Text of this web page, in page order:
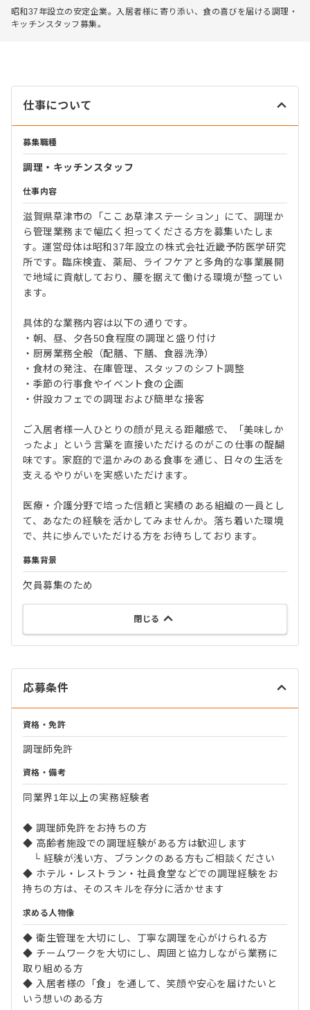
昭和37年設立の安定企業。入居者様に寄り添い、食の喜びを届ける調理・
キッチンスタッフ募集。
仕事について
募集職種
調理・キッチンスタッフ
仕事内容
滋賀県草津市の「ここあ草津ステーション」にて、調理か
ら管理業務まで幅広く担ってくださる方を募集いたしま
す。運営母体は昭和37年設立の株式会社近畿予防医学研究
所です。臨床検査、薬局、ライフケアと多角的な事業展開
で地域に貢献しており、腰を据えて働ける環境が整ってい
ます。
具体的な業務内容は以下の通りです。
・朝、昼、夕各50食程度の調理と盛り付け
・厨房業務全般（配膳、下膳、食器洗浄）
・食材の発注、在庫管理、スタッフのシフト調整
・季節の行事食やイベント食の企画
・併設カフェでの調理および簡単な接客
ご入居者様一人ひとりの顔が見える距離感で、「美味しか
ったよ」という言葉を直接いただけるのがこの仕事の醍醐
味です。家庭的で温かみのある食事を通じ、日々の生活を
支えるやりがいを実感いただけます。
医療・介護分野で培った信頼と実績のある組織の一員とし
て、あなたの経験を活かしてみませんか。落ち着いた環境
で、共に歩んでいただける方をお待ちしております。
募集背景
欠員募集のため
閉じる
応募条件
資格・免許
調理師免許
資格・備考
同業界1年以上の実務経験者
◆ 調理師免許をお持ちの方
◆ 高齢者施設での調理経験がある方は歓迎します
└ 経験が浅い方、ブランクのある方もご相談ください
◆ ホテル・レストラン・社員食堂などでの調理経験をお
持ちの方は、そのスキルを存分に活かせます
求める人物像
◆ 衛生管理を大切にし、丁寧な調理を心がけられる方
◆ チームワークを大切にし、周囲と協力しながら業務に
取り組める方
◆ 入居者様の「食」を通して、笑顔や安心を届けたいと
いう想いのある方